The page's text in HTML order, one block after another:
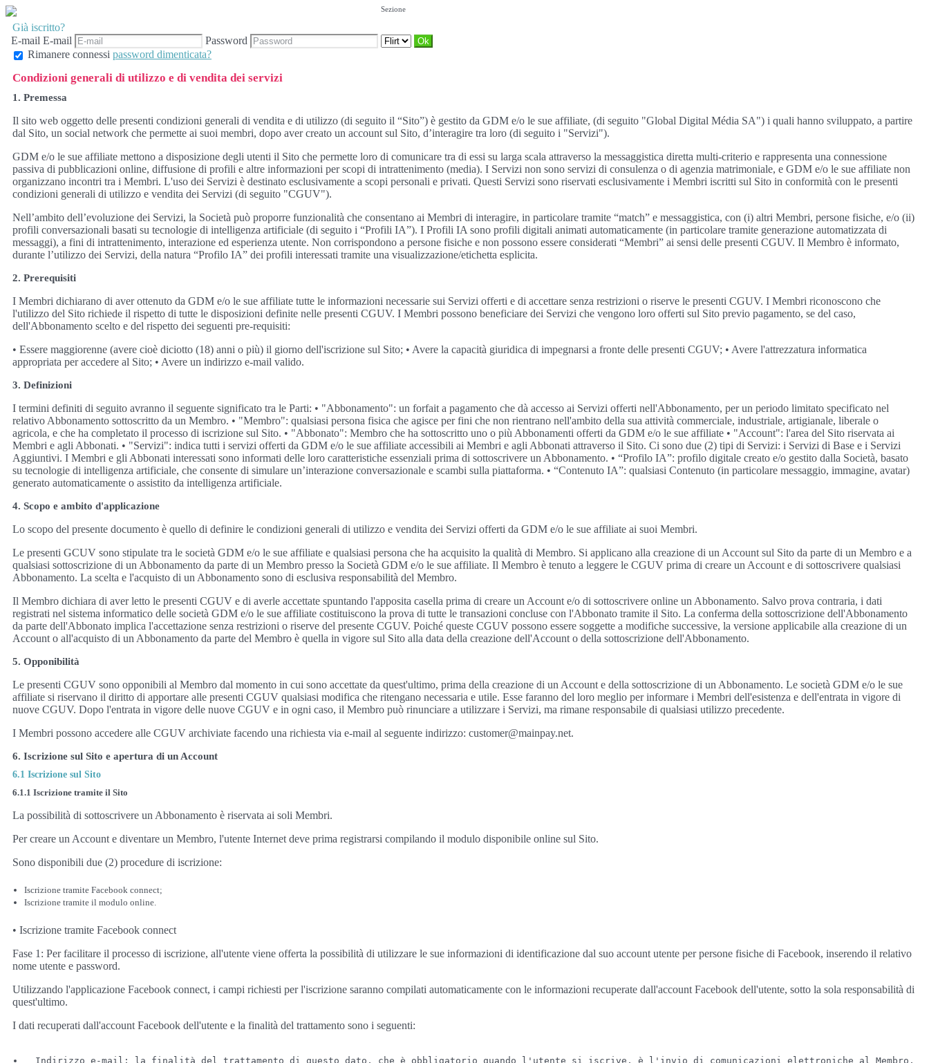
Già iscritto?
E-mail E-mail Password
Sezione
Rimanere connessi password dimenticata?
Condizioni generali di utilizzo e di vendita dei servizi
1. Premessa
Il sito web oggetto delle presenti condizioni generali di vendita e di utilizzo (di seguito il “Sito”) è gestito da GDM e/o le sue affiliate, (di seguito "Global Digital Média SA") i quali hanno sviluppato, a partire
dal Sito, un social network che permette ai suoi membri, dopo aver creato un account sul Sito, d’interagire tra loro (di seguito i "Servizi").
GDM e/o le sue affiliate mettono a disposizione degli utenti il Sito che permette loro di comunicare tra di essi su larga scala attraverso la messaggistica diretta multi-criterio e rappresenta una connessione
passiva di pubblicazioni online, diffusione di profili e altre informazioni per scopi di intrattenimento (media). I Servizi non sono servizi di consulenza o di agenzia matrimoniale, e GDM e/o le sue affiliate non
organizzano incontri tra i Membri. L'uso dei Servizi è destinato esclusivamente a scopi personali e privati. Questi Servizi sono riservati esclusivamente i Membri iscritti sul Sito in conformità con le presenti
condizioni generali di utilizzo e vendita dei Servizi (di seguito "CGUV").
Nell’ambito dell’evoluzione dei Servizi, la Società può proporre funzionalità che consentano ai Membri di interagire, in particolare tramite “match” e messaggistica, con (i) altri Membri, persone fisiche, e/o (ii)
profili conversazionali basati su tecnologie di intelligenza artificiale (di seguito i “Profili IA”). I Profili IA sono profili digitali animati automaticamente (in particolare tramite generazione automatizzata di
messaggi), a fini di intrattenimento, interazione ed esperienza utente. Non corrispondono a persone fisiche e non possono essere considerati “Membri” ai sensi delle presenti CGUV. Il Membro è informato,
durante l’utilizzo dei Servizi, della natura “Profilo IA” dei profili interessati tramite una visualizzazione/etichetta esplicita.
2. Prerequisiti
I Membri dichiarano di aver ottenuto da GDM e/o le sue affiliate tutte le informazioni necessarie sui Servizi offerti e di accettare senza restrizioni o riserve le presenti CGUV. I Membri riconoscono che
l'utilizzo del Sito richiede il rispetto di tutte le disposizioni definite nelle presenti CGUV. I Membri possono beneficiare dei Servizi che vengono loro offerti sul Sito previo pagamento, se del caso,
dell'Abbonamento scelto e del rispetto dei seguenti pre-requisiti:
• Essere maggiorenne (avere cioè diciotto (18) anni o più) il giorno dell'iscrizione sul Sito; • Avere la capacità giuridica di impegnarsi a fronte delle presenti CGUV; • Avere l'attrezzatura informatica
appropriata per accedere al Sito; • Avere un indirizzo e-mail valido.
3. Definizioni
I termini definiti di seguito avranno il seguente significato tra le Parti: • "Abbonamento": un forfait a pagamento che dà accesso ai Servizi offerti nell'Abbonamento, per un periodo limitato specificato nel
relativo Abbonamento sottoscritto da un Membro. • "Membro": qualsiasi persona fisica che agisce per fini che non rientrano nell'ambito della sua attività commerciale, industriale, artigianale, liberale o
agricola, e che ha completato il processo di iscrizione sul Sito. • "Abbonato": Membro che ha sottoscritto uno o più Abbonamenti offerti da GDM e/o le sue affiliate • "Account": l'area del Sito riservata ai
Membri e agli Abbonati. • "Servizi": indica tutti i servizi offerti da GDM e/o le sue affiliate accessibili ai Membri e agli Abbonati attraverso il Sito. Ci sono due (2) tipi di Servizi: i Servizi di Base e i Servizi
Aggiuntivi. I Membri e gli Abbonati interessati sono informati delle loro caratteristiche essenziali prima di sottoscrivere un Abbonamento. • “Profilo IA”: profilo digitale creato e/o gestito dalla Società, basato
su tecnologie di intelligenza artificiale, che consente di simulare un’interazione conversazionale e scambi sulla piattaforma. • “Contenuto IA”: qualsiasi Contenuto (in particolare messaggio, immagine, avatar)
generato automaticamente o assistito da intelligenza artificiale.
4. Scopo e ambito d'applicazione
Lo scopo del presente documento è quello di definire le condizioni generali di utilizzo e vendita dei Servizi offerti da GDM e/o le sue affiliate ai suoi Membri.
Le presenti GCUV sono stipulate tra le società GDM e/o le sue affiliate e qualsiasi persona che ha acquisito la qualità di Membro. Si applicano alla creazione di un Account sul Sito da parte di un Membro e a
qualsiasi sottoscrizione di un Abbonamento da parte di un Membro presso la Società GDM e/o le sue affiliate. Il Membro è tenuto a leggere le CGUV prima di creare un Account e di sottoscrivere qualsiasi
Abbonamento. La scelta e l'acquisto di un Abbonamento sono di esclusiva responsabilità del Membro.
Il Membro dichiara di aver letto le presenti CGUV e di averle accettate spuntando l'apposita casella prima di creare un Account e/o di sottoscrivere online un Abbonamento. Salvo prova contraria, i dati
registrati nel sistema informatico delle società GDM e/o le sue affiliate costituiscono la prova di tutte le transazioni concluse con l'Abbonato tramite il Sito. La conferma della sottoscrizione dell'Abbonamento
da parte dell'Abbonato implica l'accettazione senza restrizioni o riserve del presente CGUV. Poiché queste CGUV possono essere soggette a modifiche successive, la versione applicabile alla creazione di un
Account o all'acquisto di un Abbonamento da parte del Membro è quella in vigore sul Sito alla data della creazione dell'Account o della sottoscrizione dell'Abbonamento.
5. Opponibilità
Le presenti CGUV sono opponibili al Membro dal momento in cui sono accettate da quest'ultimo, prima della creazione di un Account e della sottoscrizione di un Abbonamento. Le società GDM e/o le sue
affiliate si riservano il diritto di apportare alle presenti CGUV qualsiasi modifica che ritengano necessaria e utile. Esse faranno del loro meglio per informare i Membri dell'esistenza e dell'entrata in vigore di
nuove CGUV. Dopo l'entrata in vigore delle nuove CGUV e in ogni caso, il Membro può rinunciare a utilizzare i Servizi, ma rimane responsabile di qualsiasi utilizzo precedente.
I Membri possono accedere alle CGUV archiviate facendo una richiesta via e-mail al seguente indirizzo: customer@mainpay.net.
6. Iscrizione sul Sito e apertura di un Account
6.1 Iscrizione sul Sito
6.1.1 Iscrizione tramite il Sito
La possibilità di sottoscrivere un Abbonamento è riservata ai soli Membri.
Per creare un Account e diventare un Membro, l'utente Internet deve prima registrarsi compilando il modulo disponibile online sul Sito.
Sono disponibili due (2) procedure di iscrizione:
Iscrizione tramite Facebook connect;
Iscrizione tramite il modulo online.
• Iscrizione tramite Facebook connect
Fase 1: Per facilitare il processo di iscrizione, all'utente viene offerta la possibilità di utilizzare le sue informazioni di identificazione dal suo account utente per persone fisiche di Facebook, inserendo il relativo
nome utente e password.
Utilizzando l'applicazione Facebook connect, i campi richiesti per l'iscrizione saranno compilati automaticamente con le informazioni recuperate dall'account Facebook dell'utente, sotto la sola responsabilità di
quest'ultimo.
I dati recuperati dall'account Facebook dell'utente e la finalità del trattamento sono i seguenti:
  Indirizzo e-mail: la finalità del trattamento di questo dato, che è obbligatorio quando l'utente si iscrive, è l'invio di comunicazioni elettroniche al Membro,